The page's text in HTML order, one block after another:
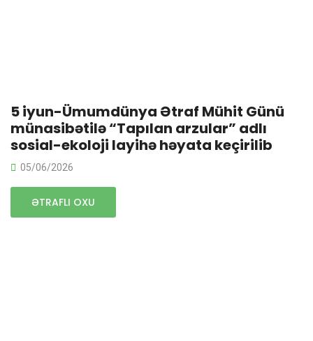
5 iyun-Ümumdünya Ətraf Mühit Günü
münasibətilə “Tapılan arzular” adlı
sosial-ekoloji layihə həyata keçirilib
05/06/2026
ƏTRAFLI OXU